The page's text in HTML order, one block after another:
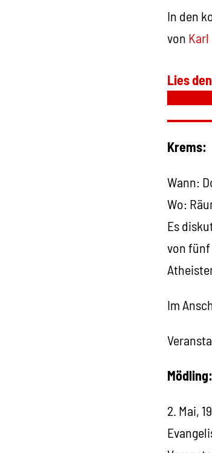
In den
von Karl
Lies
Krems:
Wann:
Wo:
Es
von fünf
Im
Mödling:
2. Mai,